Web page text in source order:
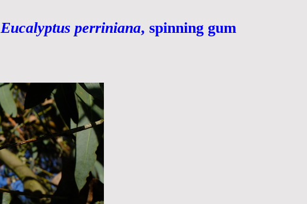
Eucalyptus perriniana, spinning gum